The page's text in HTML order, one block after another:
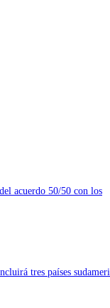
acuerdo 50/50 con los
tres países